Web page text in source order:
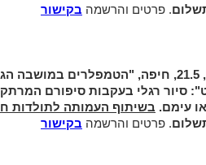
. פרטים והרשמה בקישור
רביעי, 21.5, חיפה, "הטמפלרים
סיור רגלי בעקבות סיפורם
עימם. בשיתוף העמותה לתולדות
. פרטים והרשמה בקישור